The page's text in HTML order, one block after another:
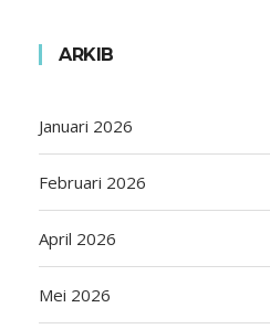
ARKIB
Januari 2026
Februari 2026
April 2026
Mei 2026